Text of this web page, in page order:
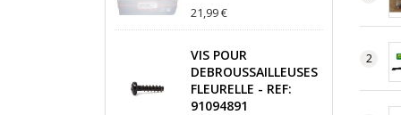
21,99 €
VIS POUR
DEBROUSSAILLEUSES
FLEURELLE - REF:
91094891